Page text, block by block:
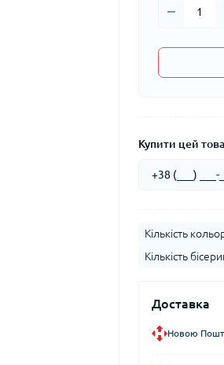
Купити цей
Кількість
Кількість
Доставка
Новою